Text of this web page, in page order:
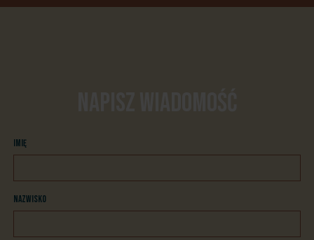
Imię
Nazwisko